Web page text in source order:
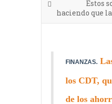
Estos
haciendo que
FINANZAS.
los CDT,
de los